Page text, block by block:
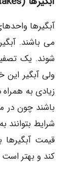
آبگیرها
می باشند.
شوند. یک
ولی آبگیر
زیادی به همراه
باشند چون در
شرایط بتوانند
قیمت
کند و بهتر است